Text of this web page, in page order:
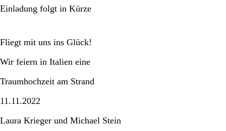
Einladung folgt in Kürze
Fliegt mit uns ins Glück!
Wir feiern in Italien eine
Traumhochzeit am Strand
11.11.2022
Laura Krieger und Michael Stein